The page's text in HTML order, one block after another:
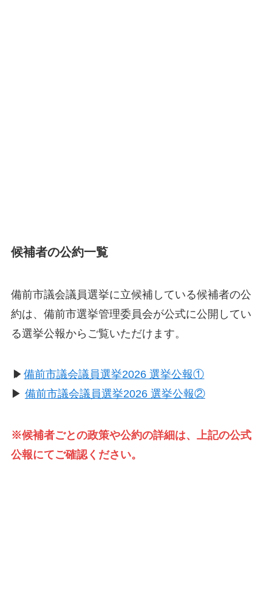
候補者の公約一覧
備前市議会議員選挙に立候補している候補者の公
約は、備前市選挙管理委員会が公式に公開してい
る選挙公報からご覧いただけます。
▶ 備前市議会議員選挙2026 選挙公報①
▶ 備前市議会議員選挙2026 選挙公報②
※候補者ごとの政策や公約の詳細は、上記の公式
公報にてご確認ください。